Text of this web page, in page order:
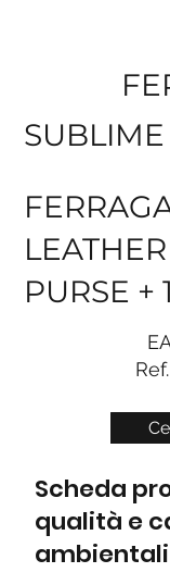
PURSE +
Scheda
qualità e
ambientali